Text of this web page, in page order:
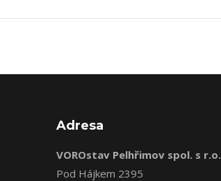
Adresa
VOROstav Pelhřimov spol. s r.o.
Pod Hájkem 2395